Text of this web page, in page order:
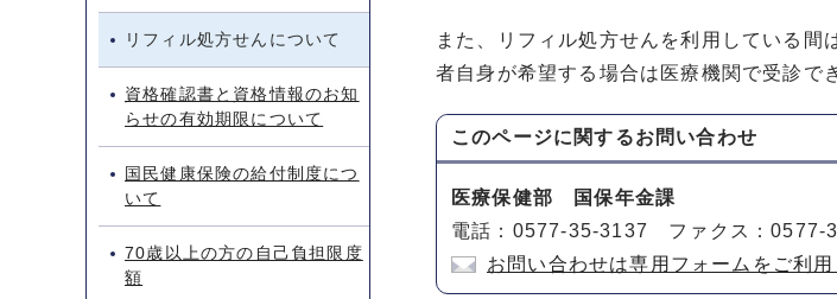
また、リフィル処方せんを利用している
者自身が希望する場合は医療機関で受診で
このページに関するお問い合わせ
医療保健部 国保年金課
電話：0577-35-3137 ファクス：0577-
お問い合わせは専用フォームをご利用
リフィル処方せんについて
資格確認書と資格情報のお知
らせの有効期限について
国民健康保険の給付制度につ
いて
70歳以上の方の自己負担限度
額